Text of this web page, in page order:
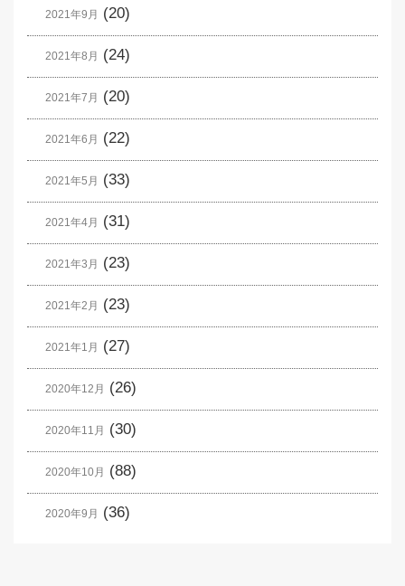
2021年9月 (20)
2021年8月 (24)
2021年7月 (20)
2021年6月 (22)
2021年5月 (33)
2021年4月 (31)
2021年3月 (23)
2021年2月 (23)
2021年1月 (27)
2020年12月 (26)
2020年11月 (30)
2020年10月 (88)
2020年9月 (36)